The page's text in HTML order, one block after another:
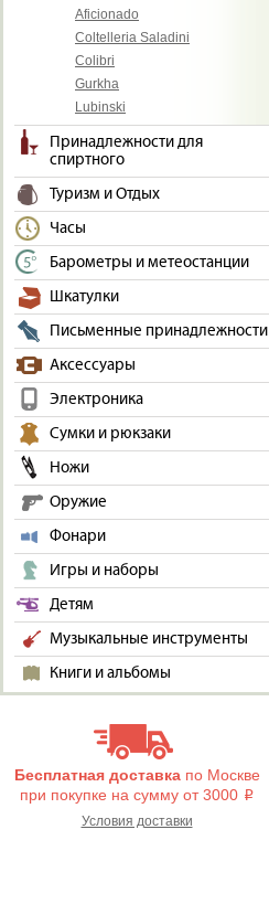
Aficionado
Coltelleria Saladini
Colibri
Gurkha
Lubinski
Принадлежности для
спиртного
Туризм и Отдых
Часы
Барометры и метеостанции
Шкатулки
Письменные принадлежности
Аксессуары
Электроника
Сумки и рюкзаки
Ножи
Оружие
Фонари
Игры и наборы
Детям
Музыкальные инструменты
Книги и альбомы
Бесплатная доставкапо Москве
при покупке на сумму от 3000 i
Условия доставки